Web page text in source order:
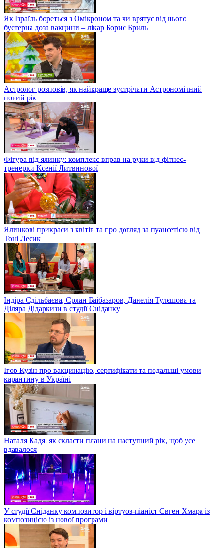
Як Ізраїль бореться з Омікроном та чи врятує від нього
бустерна доза вакцини – лікар Борис Бриль
Астролог розповів, як найкраще зустрічати Астрономічний
новий рік
Фігура під ялинку: комплекс вправ на руки від фітнес-
тренерки Ксенії Литвинової
Ялинкові прикраси з квітів та про догляд за пуансетією від
Тоні Лесик
Індіра Єдільбаєва, Єрлан Баібазаров, Данелія Тулєшова та
Діляра Дідаркизи в студії Сніданку
Ігор Кузін про вакцинацію, сертифікати та подальші умови
карантину в Україні
Наталя Кадя: як скласти плани на наступний рік, щоб усе
вдавалося
У студії Сніданку композитор і віртуоз-піаніст Євген Хмара із
композицією із нової програми